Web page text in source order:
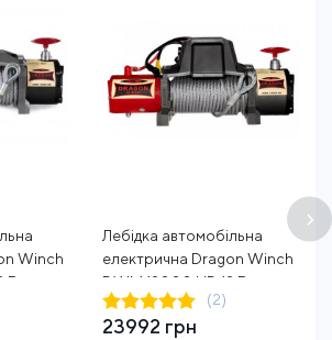
Winch
В трос
Лебідка автомобільна
електрична Dragon Winch
DWM 12000 HD 12 В трос
20 м
(2)
23992 грн